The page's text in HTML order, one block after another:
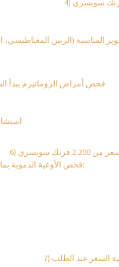
المناسبة (الرنين
5) فحص أمراض الروماتيزم يبدأ السعر من
سويسري
فحص الأوعية الدموية بما في ذلك الموجات فوق الصوتية لـ:
السعر عند الطلب